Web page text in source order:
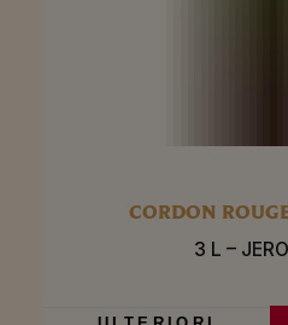
CORDON
3 L –